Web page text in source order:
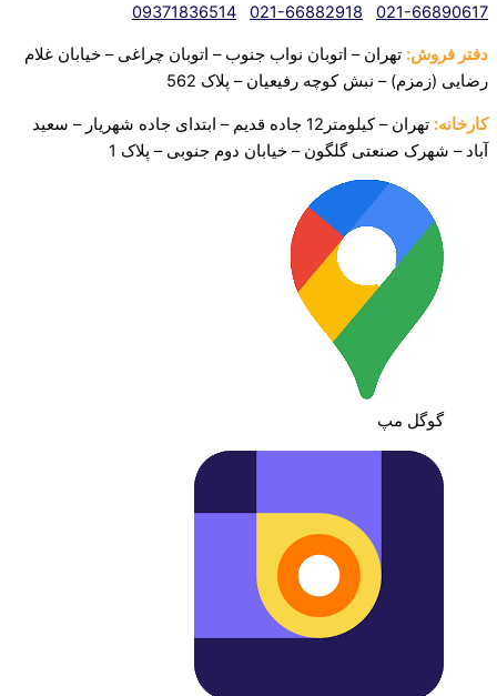
021-66890617
021-66882918
09371836514
دفتر فروش: تهران – اتوبان نواب جنوب – اتوبان چراغی – خیابان غلام
رضایی (زمزم) – نبش کوچه رفیعیان – پلاک 562
کارخانه:
تهران – کیلومتر12 جاده قدیم – ابتدای جاده شهریار – سعید
آباد – شهرک صنعتیگلگون – خیابان دوم جنوبی – پلاک 1
گوگل مپ